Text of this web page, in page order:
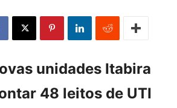
unidades Itabira
48 leitos de UTI